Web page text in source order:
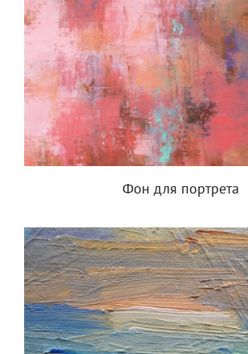
Фон для портрета